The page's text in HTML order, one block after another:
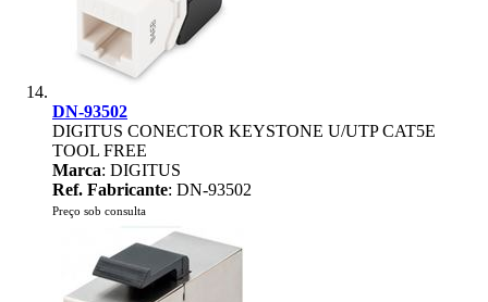
DN-93502
DIGITUS CONECTOR KEYSTONE U/UTP CAT5E
TOOL FREE
Marca: DIGITUS
Ref. Fabricante: DN-93502
Preço sob consulta